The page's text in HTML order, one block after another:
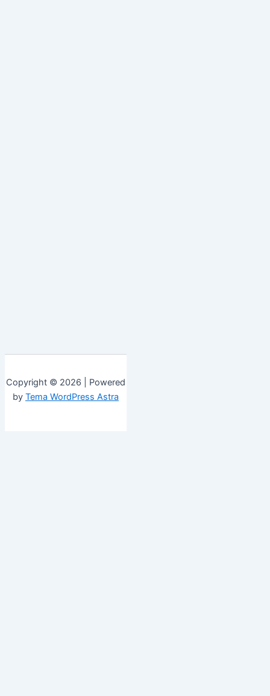
Copyright © 2026 | Powered
by Tema WordPress Astra